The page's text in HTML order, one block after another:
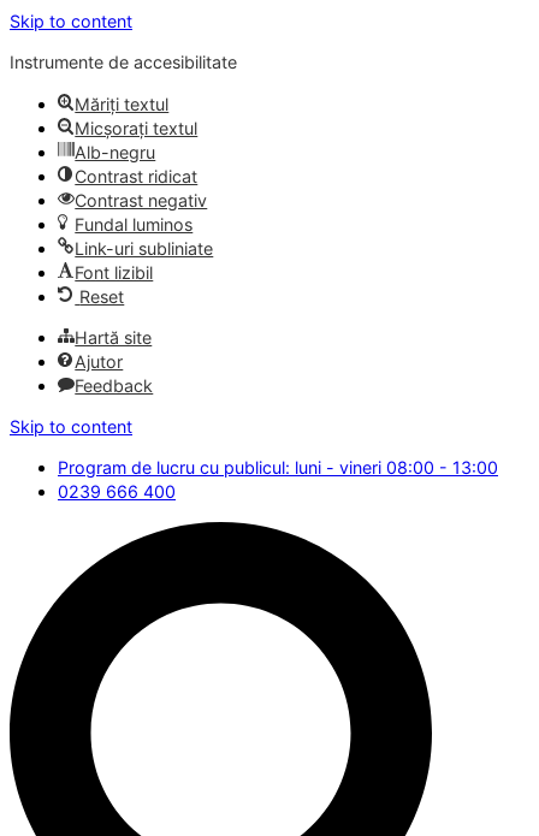
Skip to content
Instrumente de accesibilitate
Măriți textul
Micșorați textul
Alb-negru
Contrast ridicat
Contrast negativ
Fundal luminos
Link-uri subliniate
Font lizibil
Reset
Hartă site
Ajutor
Feedback
Skip to content
Program de lucru cu publicul: luni - vineri 08:00 - 13:00
0239 666 400